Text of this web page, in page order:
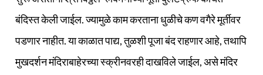
बंदिस्त केली जाईल. ज्यामुळे काम करताना धुळीचे कण वगैरे मूर्तीवर
पडणार नाहीत. या काळात पाद्य, तुळशी पूजा बंद राहणार आहे, तथापि
मुखदर्शन मंदिराबाहेरच्या स्क्रीनवरही दाखविले जाईल, असे मंदिर